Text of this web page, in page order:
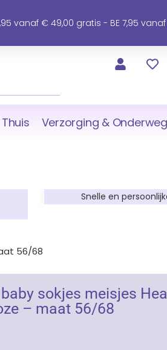
vanaf € 49,00 gratis - BE 7,95
Verzorging & Onderweg
Snelle en
56/68
sokjes meisjes
– maat 56/68